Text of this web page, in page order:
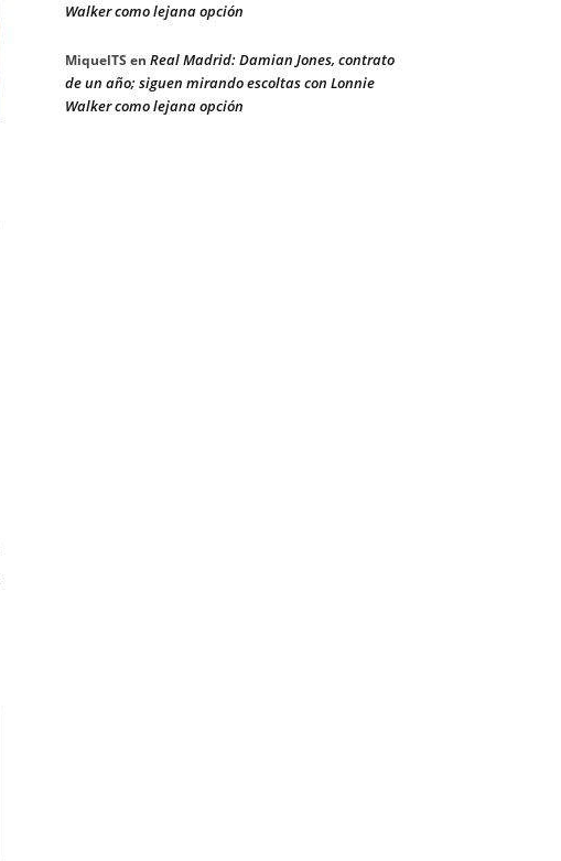
Walker como lejana opción
MiquelTS en Real Madrid: Damian Jones, contrato
de un año; siguen mirando escoltas con Lonnie
Walker como lejana opción